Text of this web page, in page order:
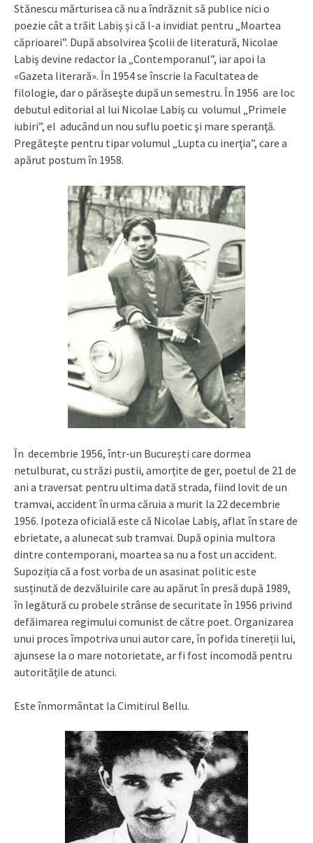
Stănescu mărturisea că nu a îndrăznit să publice nici o
poezie cât a trăit Labiș și că l-a invidiat pentru „Moartea
căprioarei”. După absolvirea Şcolii de literatură, Nicolae
Labiş devine redactor la „Contemporanul”, iar apoi la
«Gazeta literară». În 1954 se înscrie la Facultatea de
filologie, dar o părăseşte după un semestru. În 1956 are loc
debutul editorial al lui Nicolae Labiş cu volumul „Primele
iubiri”, el aducând un nou suflu poetic şi mare speranţă.
Pregăteşte pentru tipar volumul „Lupta cu inerţia”, care a
apărut postum în 1958.
În decembrie 1956, într-un București care dormea
netulburat, cu străzi pustii, amorţite de ger, poetul de 21 de
ani a traversat pentru ultima dată strada, fiind lovit de un
tramvai, accident în urma căruia a murit la 22 decembrie
1956. Ipoteza oficială este că Nicolae Labiș, aflat în stare de
ebrietate, a alunecat sub tramvai. După opinia multora
dintre contemporani, moartea sa nu a fost un accident.
Supoziția că a fost vorba de un asasinat politic este
susținută de dezvăluirile care au apărut în presă după 1989,
în legătură cu probele strânse de securitate în 1956 privind
defăimarea regimului comunist de către poet. Organizarea
unui proces împotriva unui autor care, în pofida tinereții lui,
ajunsese la o mare notorietate, ar fi fost incomodă pentru
autoritățile de atunci.
Este înmormântat la Cimitirul Bellu.